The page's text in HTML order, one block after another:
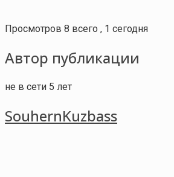
Просмотров 8 всего , 1 сегодня
Автор публикации
не в сети 5 лет
SouhernKuzbass